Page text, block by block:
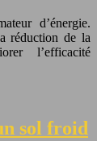
d’énergie.
réduction de la
l’efficacité
sol froid